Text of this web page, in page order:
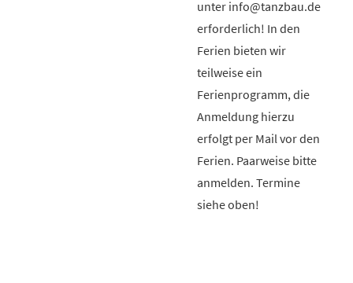
unter info@tanzbau.de
erforderlich! In den
Ferien bieten wir
teilweise ein
Ferienprogramm, die
Anmeldung hierzu
erfolgt per Mail vor den
Ferien. Paarweise bitte
anmelden. Termine
siehe oben!